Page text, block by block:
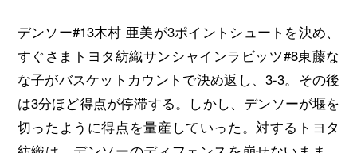
デンソー#13木村 亜美が3ポイントシュートを決め、
すぐさまトヨタ紡織サンシャインラビッツ#8東藤な
な子がバスケットカウントで決め返し、3-3。その後
は3分ほど得点が停滞する。しかし、デンソーが堰を
切ったように得点を量産していった。対するトヨタ